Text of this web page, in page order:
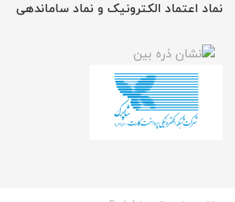
نماد اعتماد الکترونیک و نماد ساماندهی